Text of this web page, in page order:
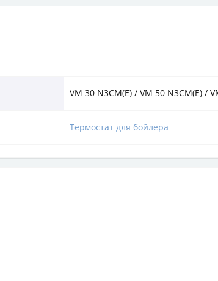
VM 30 N3CM(E) / VM 50 N3CM(E) /
Термостат для бойлера